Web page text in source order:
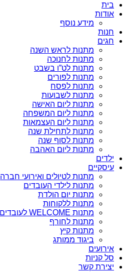
בית
אודות
מידע נוסף
חנות
חגים
מתנות לראש השנה
מתנות לחנוכה
מתנות לט”ו בשבט
מתנות לפורים
מתנות לפסח
מתנות לשבועות
מתנות ליום האישה
מתנות ליום המשפחה
מתנות ליום העצמאות
מתנות לתחילת שנה
מתנות לסוף שנה
מתנות ליום האהבה
ילדים
עיסקיים
מתנות לטיולים ואירועי חברה
מתנות לילדי העובדים
מתנות יום הולדת
מתנות ללקוחות
מתנות WELCOME לעובדים
מתנות לחורף
מתנות קיץ
ביגוד ממותג
אירועים
סל קניות
יצירת קשר